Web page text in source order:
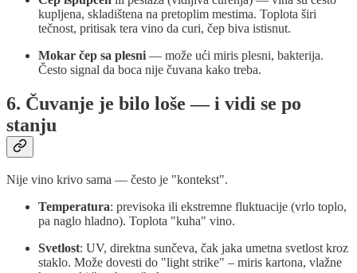
kupljena, skladištena na pretoplim mestima. Toplota širi
tečnost, pritisak tera vino da curi, čep biva istisnut.
Mokar čep sa plesni — može ući miris plesni, bakterija.
Često signal da boca nije čuvana kako treba.
6. Čuvanje je bilo loše — i vidi se po
stanju
Nije vino krivo sama — često je "kontekst".
Temperatura: previsoka ili ekstremne fluktuacije (vrlo toplo,
pa naglo hladno). Toplota "kuha" vino.
Svetlost: UV, direktna sunčeva, čak jaka umetna svetlost kroz
staklo. Može dovesti do "light strike" – miris kartona, vlažne